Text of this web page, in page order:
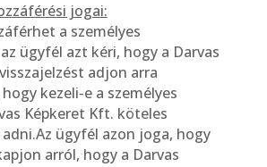
jogai:
a személyes
ügyfél azt kéri, hogy a Darvas
adjon arra
kezeli-e a személyes
Képkeret Kft. köteles
ügyfél azon joga, hogy
arról, hogy a Darvas